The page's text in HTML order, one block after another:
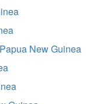
New Guinea